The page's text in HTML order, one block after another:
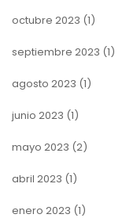
octubre 2023 (1)
septiembre 2023 (1)
agosto 2023 (1)
junio 2023 (1)
mayo 2023 (2)
abril 2023 (1)
enero 2023 (1)